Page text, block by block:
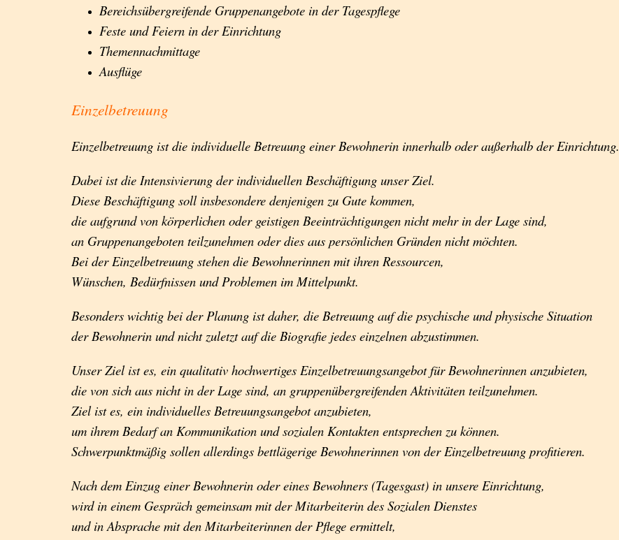
Bereichsübergreifende Gruppenangebote in der Tagespflege
Feste und Feiern in der Einrichtung
Themennachmittage
Ausflüge
Einzelbetreuung
Einzelbetreuung ist die individuelle Betreuung einer Bewohnerin innerhalb oder außerhalb der Einrichtung.
Dabei ist die Intensivierung der individuellen Beschäftigung unser Ziel.
Diese Beschäftigung soll insbesondere denjenigen zu Gute kommen,
die aufgrund von körperlichen oder geistigen Beeinträchtigungen nicht mehr in der Lage sind,
an Gruppenangeboten teilzunehmen oder dies aus persönlichen Gründen nicht möchten.
Bei der Einzelbetreuung stehen die Bewohnerinnen mit ihren Ressourcen,
Wünschen, Bedürfnissen und Problemen im Mittelpunkt.
Besonders wichtig bei der Planung ist daher, die Betreuung auf die psychische und physische Situation
der Bewohnerin und nicht zuletzt auf die Biografie jedes einzelnen abzustimmen.
Unser Ziel ist es, ein qualitativ hochwertiges Einzelbetreuungsangebot für Bewohnerinnen anzubieten,
die von sich aus nicht in der Lage sind, an gruppenübergreifenden Aktivitäten teilzunehmen.
Ziel ist es, ein individuelles Betreuungsangebot anzubieten,
um ihrem Bedarf an Kommunikation und sozialen Kontakten entsprechen zu können.
Schwerpunktmäßig sollen allerdings bettlägerige Bewohnerinnen von der Einzelbetreuung profitieren.
Nach dem Einzug einer Bewohnerin oder eines Bewohners (Tagesgast) in unsere Einrichtung,
wird in einem Gespräch gemeinsam mit der Mitarbeiterin des Sozialen Dienstes
und in Absprache mit den Mitarbeiterinnen der Pflege ermittelt,